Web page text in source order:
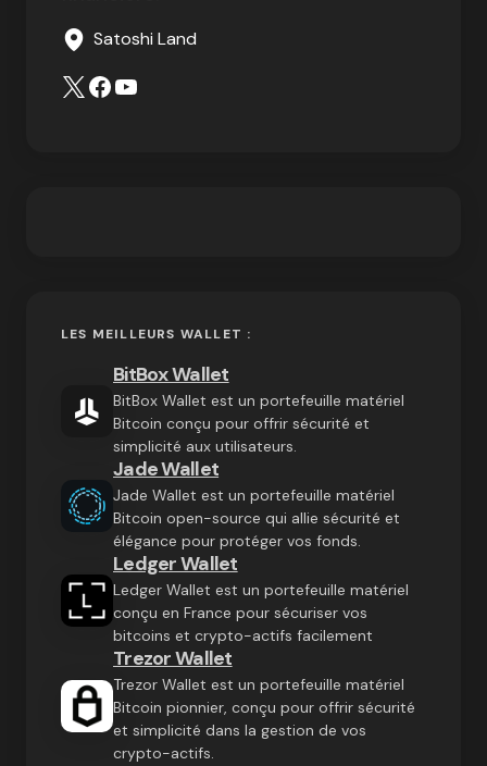
Satoshi Land
LES MEILLEURS WALLET :
BitBox Wallet
BitBox Wallet est un portefeuille matériel
Bitcoin conçu pour offrir sécurité et
simplicité aux utilisateurs.
Jade Wallet
Jade Wallet est un portefeuille matériel
Bitcoin open-source qui allie sécurité et
élégance pour protéger vos fonds.
Ledger Wallet
Ledger Wallet est un portefeuille matériel
conçu en France pour sécuriser vos
bitcoins et crypto-actifs facilement
Trezor Wallet
Trezor Wallet est un portefeuille matériel
Bitcoin pionnier, conçu pour offrir sécurité
et simplicité dans la gestion de vos
crypto-actifs.